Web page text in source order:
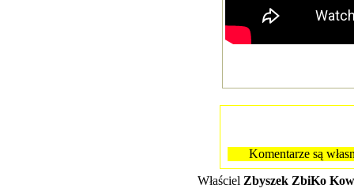
Komentarze są
Właściel Zbyszek ZbiKo